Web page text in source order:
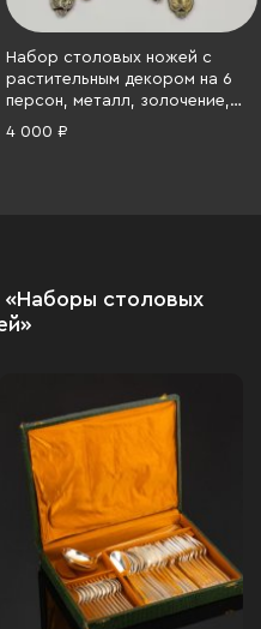
Набор столовых ножей с
растительным декором на 6
персон, металл, золочение,
Италия, 1990-2015 гг.
4 000 ₽
столовых